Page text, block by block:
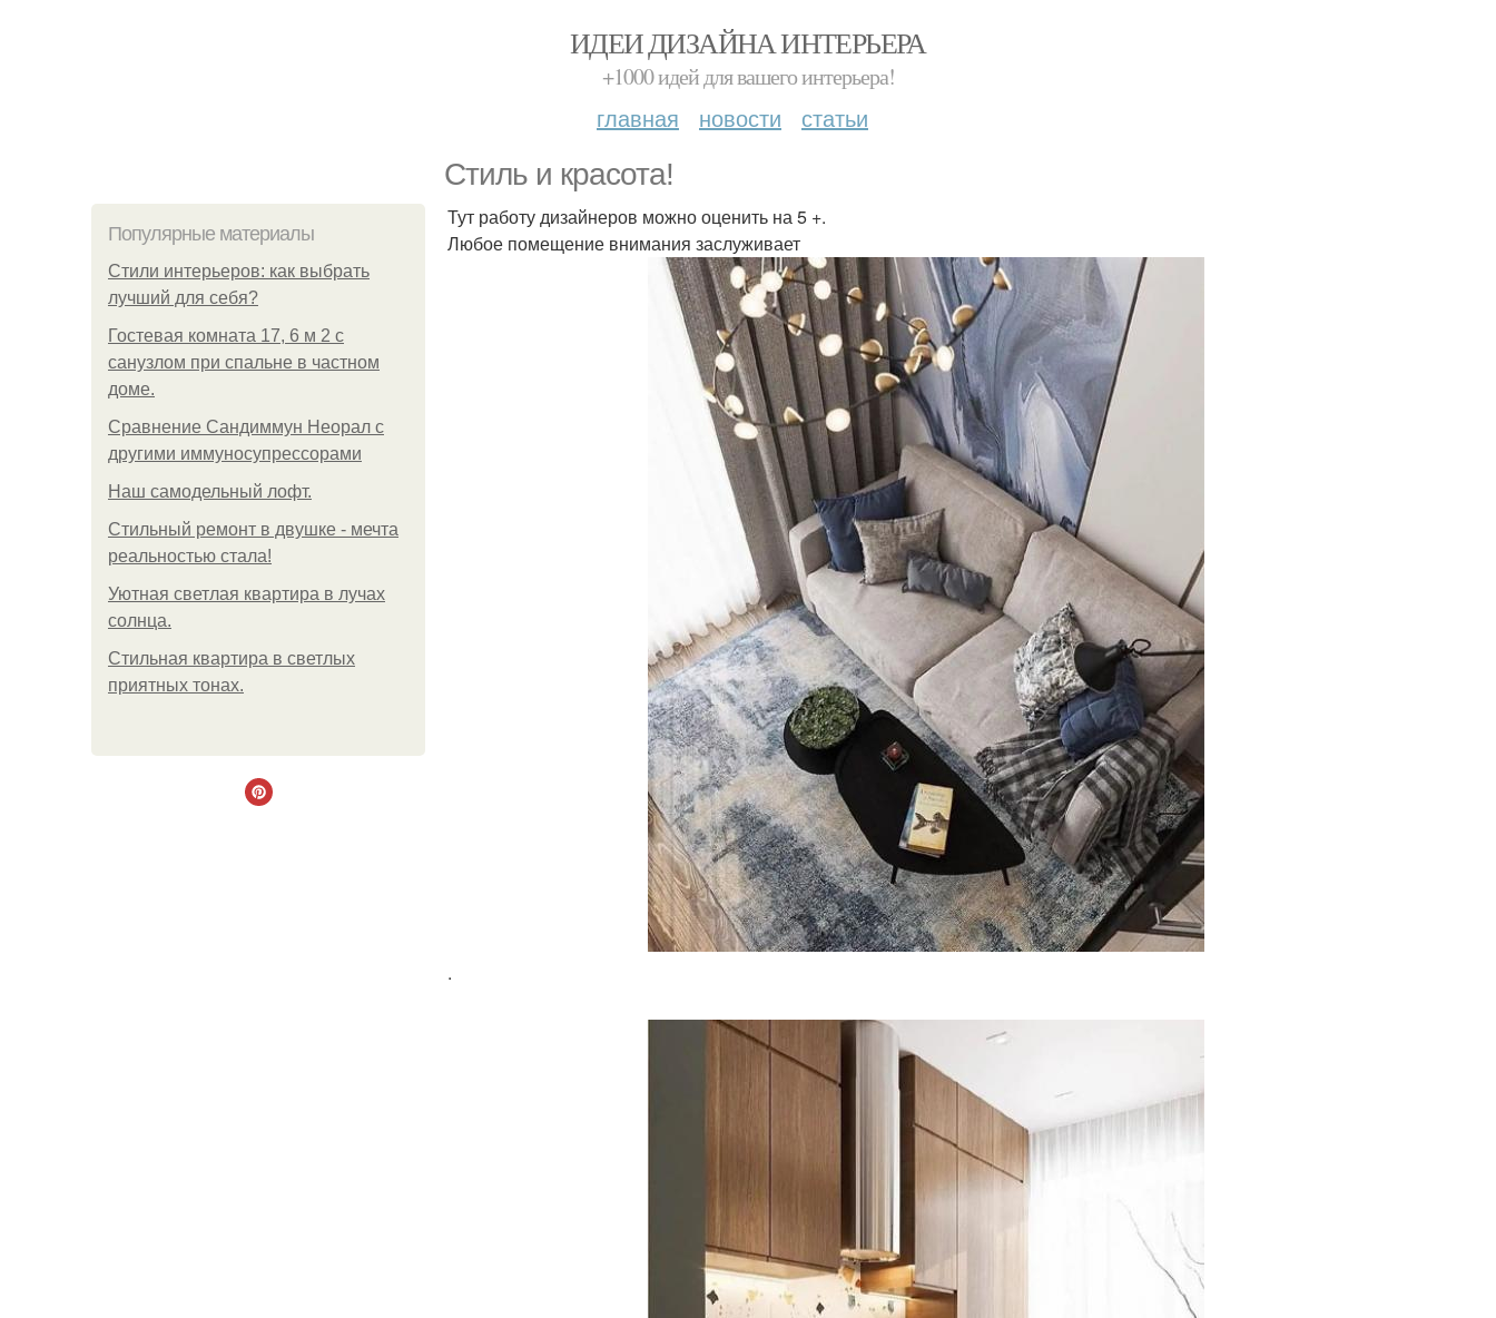
ИДЕИ ДИЗАЙНА ИНТЕРЬЕРА
+1000 идей для вашего интерьера!
главная новости статьи
Стиль и красота!
Популярные материалы
Стили интерьеров: как выбрать
лучший для себя?
Гостевая комната 17, 6 м 2 с
санузлом при спальне в частном
доме.
Сравнение Сандиммун Неорал с
другими иммуносупрессорами
Наш самодельный лофт.
Стильный ремонт в двушке - мечта
реальностью стала!
Уютная светлая квартира в лучах
солнца.
Стильная квартира в светлых
приятных тонах.
Тут работу дизайнеров можно оценить на 5 +.
Любое помещение внимания заслуживает
.